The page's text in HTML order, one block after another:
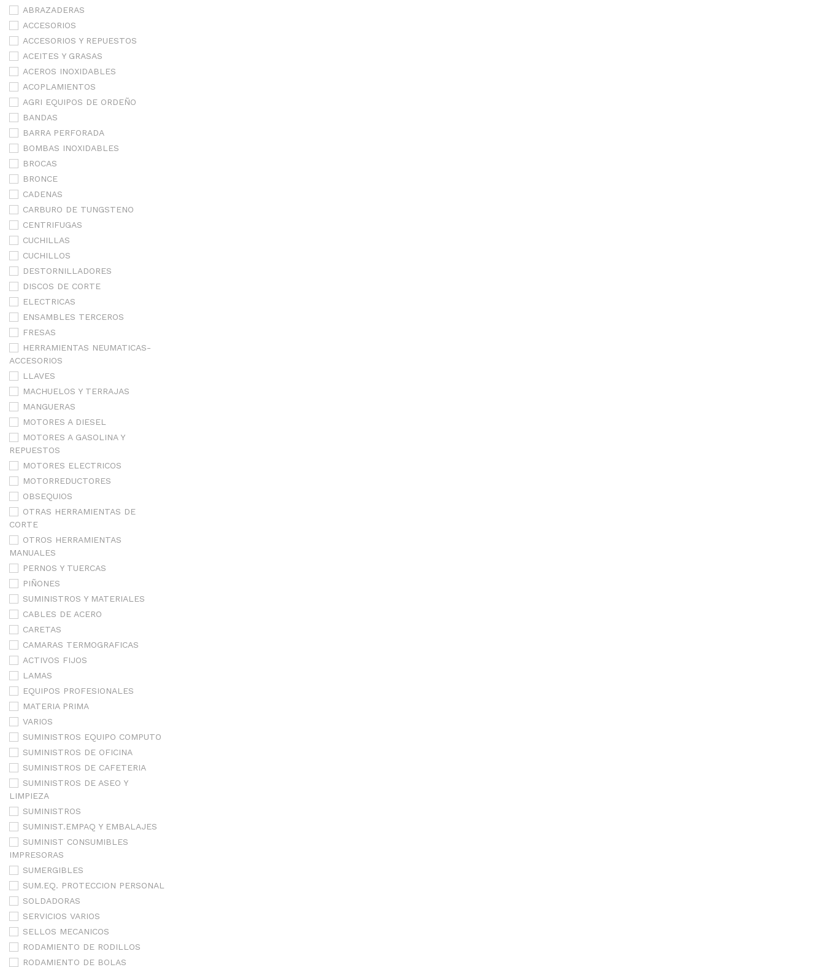
ABRAZADERAS
ACCESORIOS
ACCESORIOS Y REPUESTOS
ACEITES Y GRASAS
ACEROS INOXIDABLES
ACOPLAMIENTOS
AGRI EQUIPOS DE ORDEÑO
BANDAS
BARRA PERFORADA
BOMBAS INOXIDABLES
BROCAS
BRONCE
CADENAS
CARBURO DE TUNGSTENO
CENTRIFUGAS
CUCHILLAS
CUCHILLOS
DESTORNILLADORES
DISCOS DE CORTE
ELECTRICAS
ENSAMBLES TERCEROS
FRESAS
HERRAMIENTAS NEUMATICAS-
ACCESORIOS
LLAVES
MACHUELOS Y TERRAJAS
MANGUERAS
MOTORES A DIESEL
MOTORES A GASOLINA Y
REPUESTOS
MOTORES ELECTRICOS
MOTORREDUCTORES
OBSEQUIOS
OTRAS HERRAMIENTAS DE
CORTE
OTROS HERRAMIENTAS
MANUALES
PERNOS Y TUERCAS
PIÑONES
SUMINISTROS Y MATERIALES
CABLES DE ACERO
CARETAS
CAMARAS TERMOGRAFICAS
ACTIVOS FIJOS
LAMAS
EQUIPOS PROFESIONALES
MATERIA PRIMA
VARIOS
SUMINISTROS EQUIPO COMPUTO
SUMINISTROS DE OFICINA
SUMINISTROS DE CAFETERIA
SUMINISTROS DE ASEO Y
LIMPIEZA
SUMINISTROS
SUMINIST.EMPAQ Y EMBALAJES
SUMINIST CONSUMIBLES
IMPRESORAS
SUMERGIBLES
SUM.EQ. PROTECCION PERSONAL
SOLDADORAS
SERVICIOS VARIOS
SELLOS MECANICOS
RODAMIENTO DE RODILLOS
RODAMIENTO DE BOLAS